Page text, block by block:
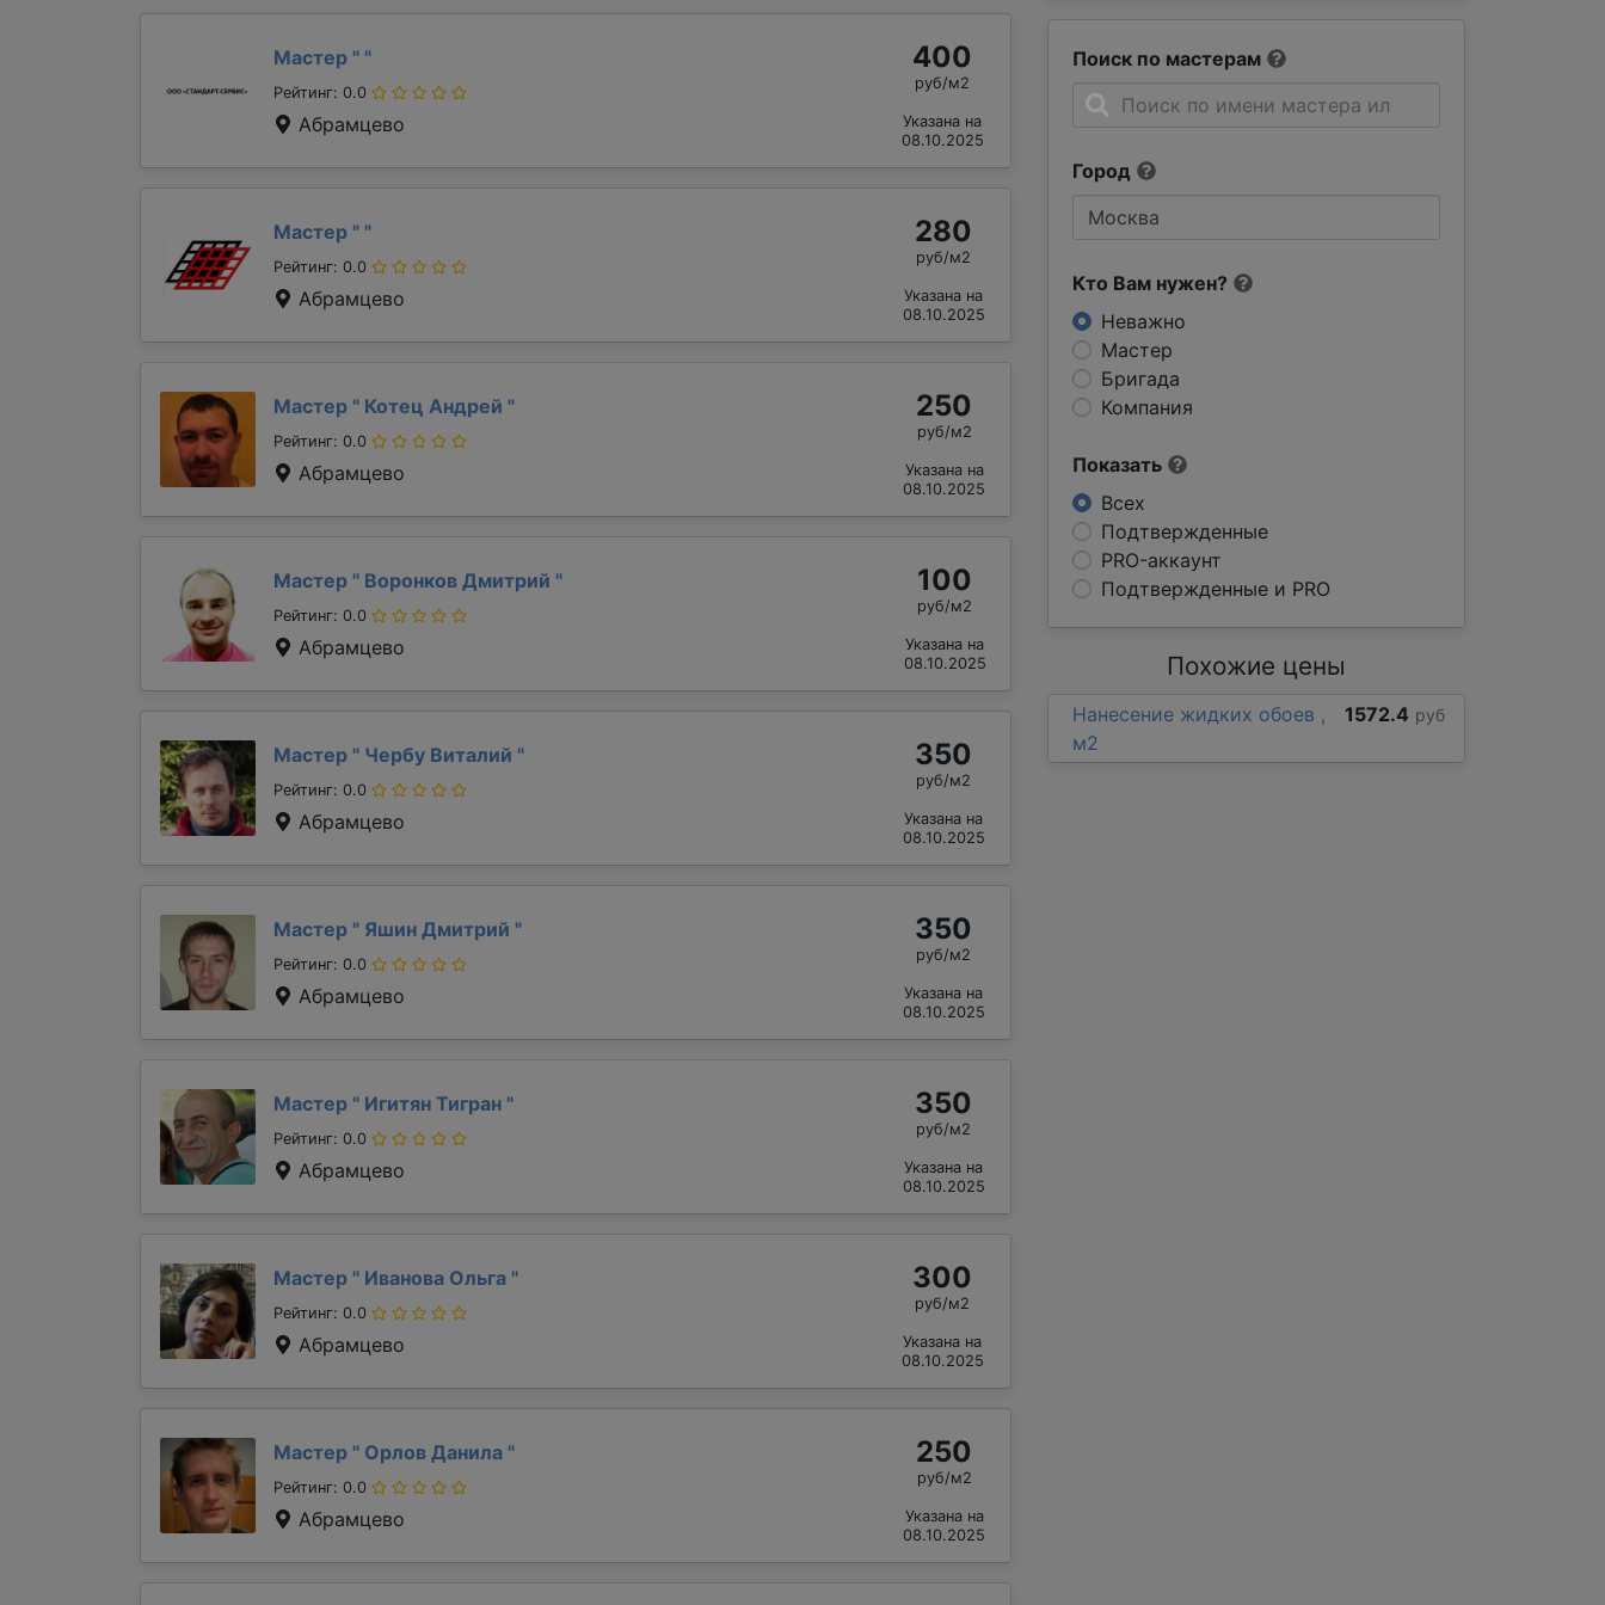
Поиск по мастерам
Город
Кто Вам нужен?
Неважно
Мастер
Бригада
Компания
Показать
Всех
Подтвержденные
PRO-аккаунт
Подтвержденные и PRO
Мастер " "
Рейтинг: 0.0
Абрамцево
400
руб/м2
Указана на
08.10.2025
Мастер " "
Рейтинг: 0.0
Абрамцево
280
руб/м2
Указана на
08.10.2025
Мастер " Котец Андрей "
Рейтинг: 0.0
Абрамцево
250
руб/м2
Указана на
08.10.2025
Мастер " Воронков Дмитрий "
Рейтинг: 0.0
Абрамцево
100
руб/м2
Указана на
08.10.2025
Мастер " Чербу Виталий "
Рейтинг: 0.0
Абрамцево
350
руб/м2
Указана на
08.10.2025
Мастер " Яшин Дмитрий "
Рейтинг: 0.0
Абрамцево
350
руб/м2
Указана на
08.10.2025
Мастер " Игитян Тигран "
Рейтинг: 0.0
Абрамцево
350
руб/м2
Указана на
08.10.2025
Мастер " Иванова Ольга "
Рейтинг: 0.0
Абрамцево
300
руб/м2
Указана на
08.10.2025
Мастер " Орлов Данила "
Рейтинг: 0.0
Абрамцево
250
руб/м2
Указана на
08.10.2025
Похожие цены
Нанесение жидких обоев ,
м2
1572.4 руб